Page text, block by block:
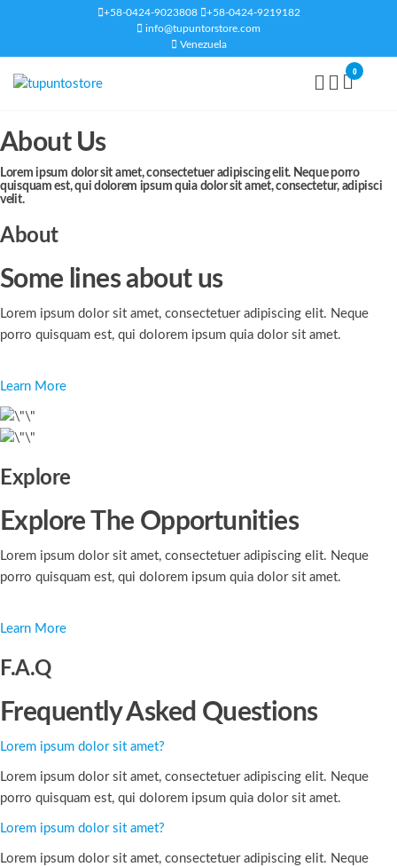
+58-0424-9023808
+58-0424-9219182
info@tupuntorstore.com
Venezuela
0
About Us
Lorem ipsum dolor sit amet, consectetuer adipiscing elit. Neque porro
quisquam est, qui dolorem ipsum quia dolor sit amet, consectetur, adipisci
velit.
About
Some lines about us
Lorem ipsum dolor sit amet, consectetuer adipiscing elit. Neque
porro quisquam est, qui dolorem ipsum quia dolor sit amet.
Learn More
Explore
Explore The Opportunities
Lorem ipsum dolor sit amet, consectetuer adipiscing elit. Neque
porro quisquam est, qui dolorem ipsum quia dolor sit amet.
Learn More
F.A.Q
Frequently Asked Questions
Lorem ipsum dolor sit amet?
Lorem ipsum dolor sit amet, consectetuer adipiscing elit. Neque
porro quisquam est, qui dolorem ipsum quia dolor sit amet.
Lorem ipsum dolor sit amet?
Lorem ipsum dolor sit amet, consectetuer adipiscing elit. Neque